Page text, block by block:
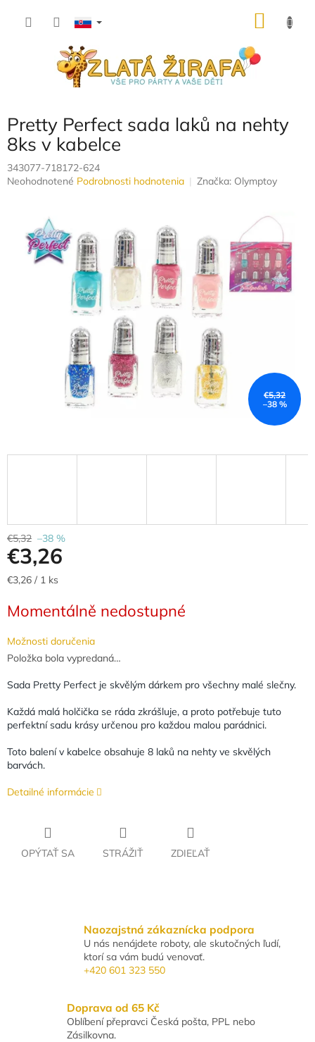
Pretty Perfect sada laků na nehty
8ks v kabelce
343077-718172-624
Priemerné
Neohodnotené Podrobnosti hodnotenia Značka: Olymptoy
€5,32
–38 %
€5,32 –38 %
€3,26
Jednotková
€3,26 / 1 ks
Momentálně nedostupné
Možnosti doručenia
Položka bola vypredaná…
Sada Pretty Perfect je skvělým dárkem pro všechny malé slečny.
Každá malá holčička se ráda zkrášluje, a proto potřebuje tuto
perfektní sadu krásy určenou pro každou malou parádnici.
Toto balení v kabelce obsahuje 8 laků na nehty ve skvělých
barvách.
Detailné informácie
OPÝTAŤ SA STRÁŽIŤ ZDIEĽAŤ
Naozajstná zákaznícka podpora
U nás nenájdete roboty, ale skutočných ľudí,
ktorí sa vám budú venovať.
+420 601 323 550
Doprava od 65 Kč
Oblíbení přepravci Česká pošta, PPL nebo
Zásilkovna.